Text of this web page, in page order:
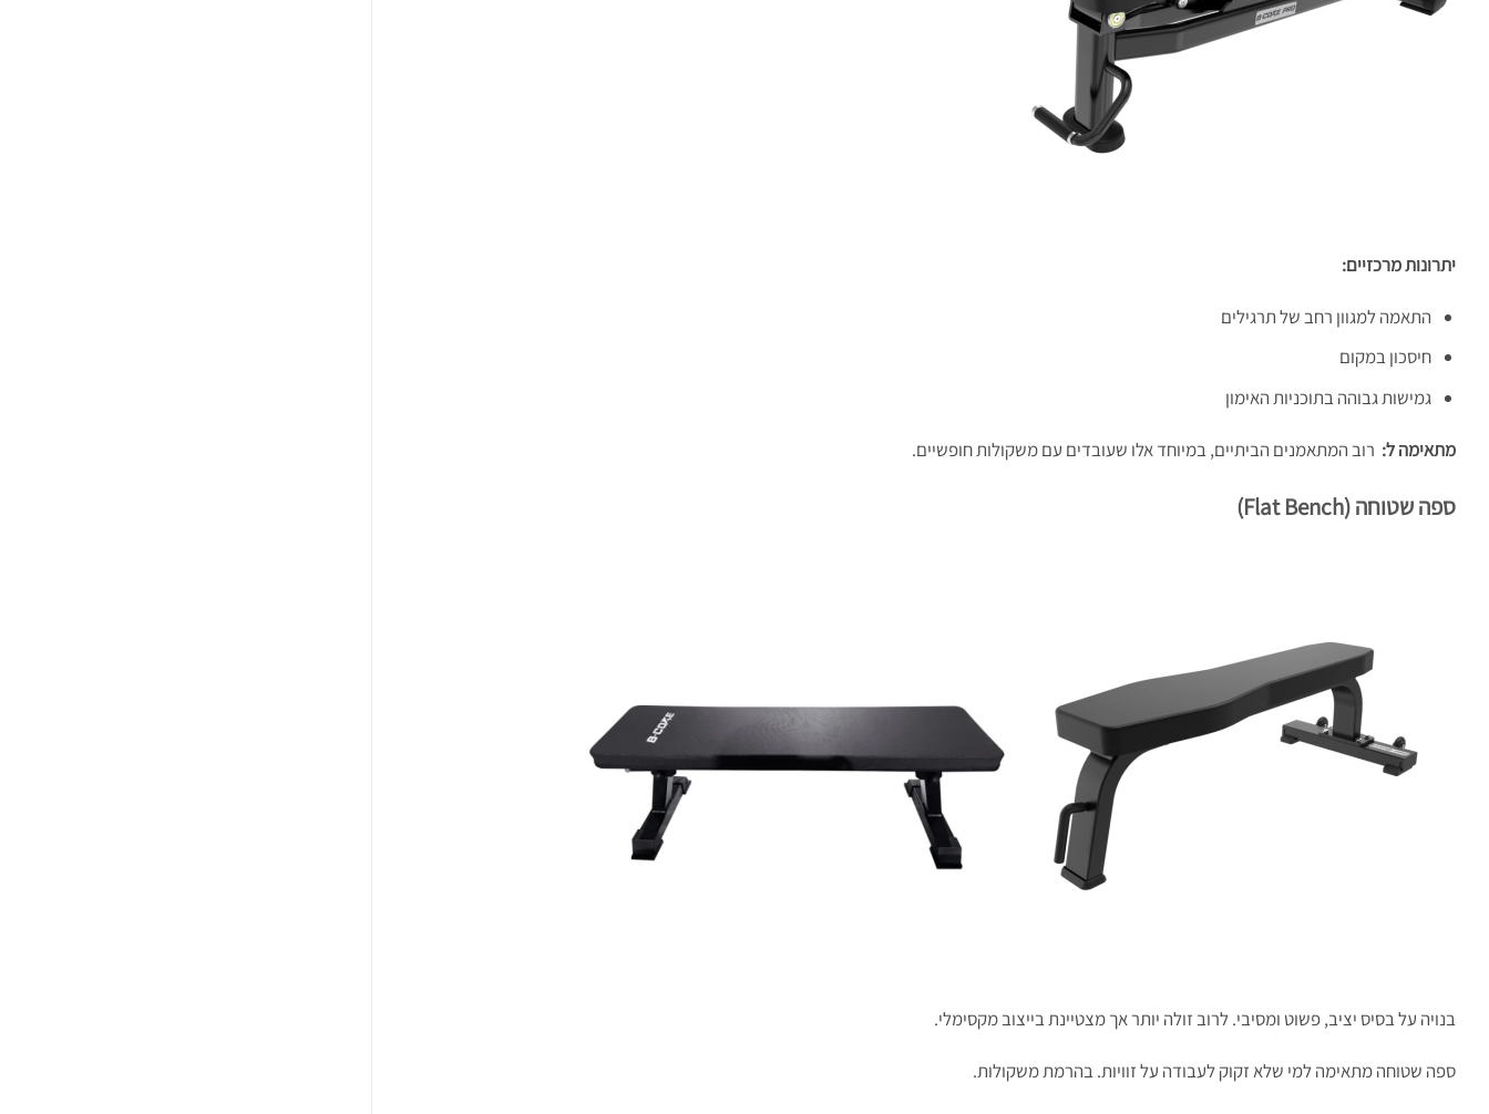
יתרונות מרכזיים:
התאמה למגוון רחב של תרגילים
חיסכון במקום
גמישות גבוהה בתוכניות האימון
מתאימה ל: רוב המתאמנים הביתיים, במיוחד אלו שעובדים עם משקולות חופשיים.
ספה שטוחה(Flat Bench)
בנויה על בסיס יציב, פשוט ומסיבי. לרוב זולה יותר אך מצטיינת בייצוב מקסימלי.
ספה שטוחה מתאימה למי שלא זקוק לעבודה על זוויות. בהרמת משקולות.